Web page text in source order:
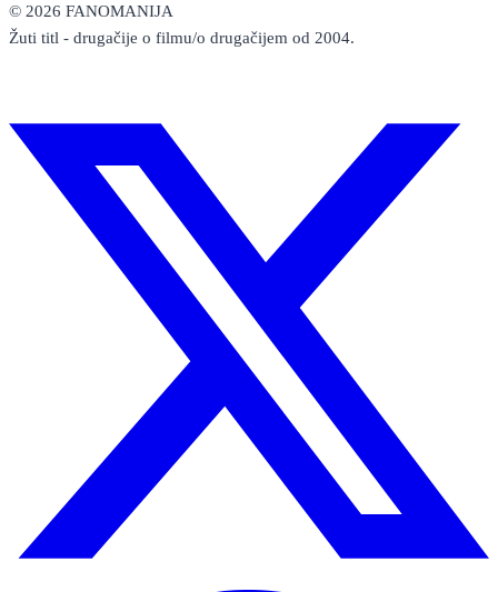
© 2026 FANOMANIJA
Žuti titl - drugačije o filmu/o drugačijem od 2004.